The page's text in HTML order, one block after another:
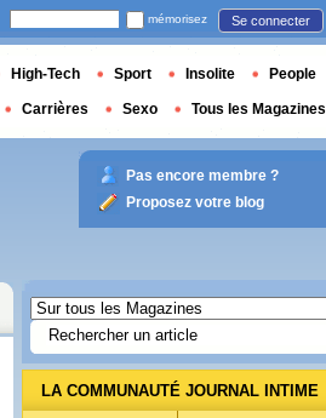
LA COMMUNAUTÉ JOURNAL INTIME
mémorisez Se connecter
High-Tech Sport Insolite People
Carrières Sexo Tous les Magazines
Pas encore membre ?
Proposez votre blog